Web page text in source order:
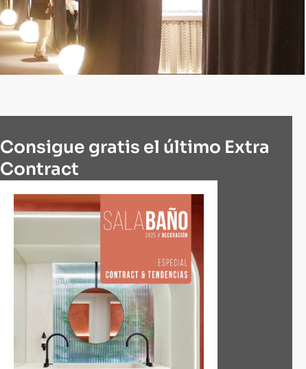
Consigue gratis el último Extra
Contract